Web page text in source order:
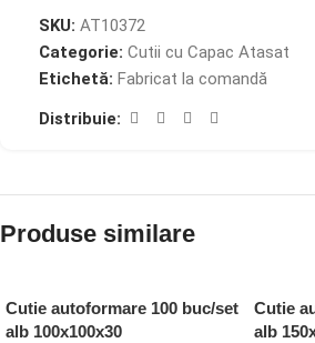
SKU: AT10372
Categorie: Cutii cu Capac Atasat
Etichetă: Fabricat la comandă
Distribuie:
Produse similare
Cutie autoformare 100 buc/set
alb 100x100x30
Cutie
alb